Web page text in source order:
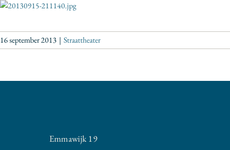
16 september 2013 | Straattheater
Emmawijk 19